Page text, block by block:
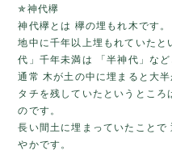
✯神代欅
神代欅とは 欅の埋もれ木です。
地中に千年以上埋もれていた
代」千年未満は 「半神代」など
通常 木が土の中に埋まると大
タチを残していたというところ
のです。
長い間土に埋まっていたことで
やかです。